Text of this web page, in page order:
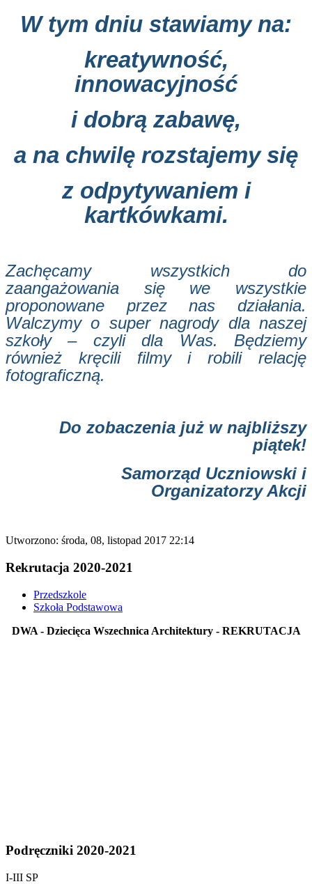
W tym dniu stawiamy na:
kreatywność,
innowacyjność
i dobrą zabawę,
a na chwilę rozstajemy się
z odpytywaniem i
kartkówkami.
Zachęcamy wszystkich do
zaangażowania się we wszystkie
proponowane przez nas działania.
Walczymy o super nagrody dla naszej
szkoły – czyli dla Was. Będziemy
również kręcili filmy i robili relację
fotograficzną.
Do zobaczenia już w najbliższy
piątek!
Samorząd Uczniowski i
Organizatorzy Akcji
Utworzono: środa, 08, listopad 2017 22:14
Rekrutacja 2020-2021
Przedszkole
Szkoła Podstawowa
DWA - Dziecięca Wszechnica Architektury - REKRUTACJA
Podręczniki 2020-2021
I-III SP